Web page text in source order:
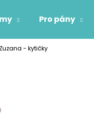
Pro pány
Zuzana - kytičky
Co potřebujete